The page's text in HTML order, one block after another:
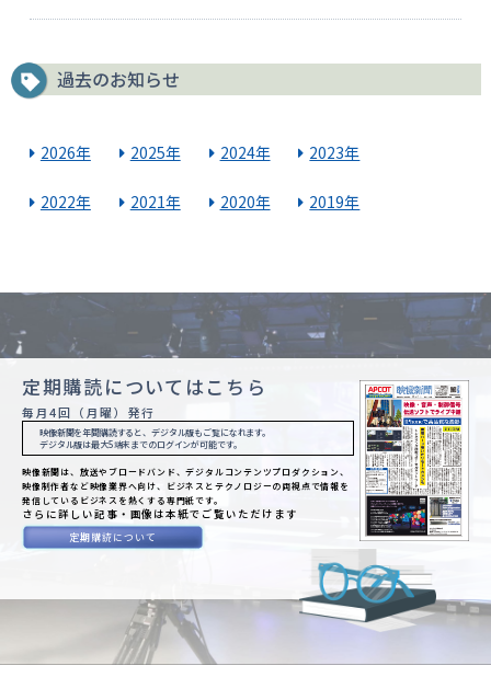
過去のお知らせ
2026年 2025年 2024年 2023年
2022年 2021年 2020年 2019年
定期購読についてはこちら
毎月4回（月曜）発行
映像新聞を年間購読すると、デジタル版もご覧になれます。
デジタル版は最大5端末までのログインが可能です。
映像新聞は、放送やブロードバンド、デジタルコンテンツプロダクション、
映像制作者など映像業界へ向け、ビジネスとテクノロジーの両視点で情報を
発信しているビジネスを熱くする専門紙です。
さらに詳しい記事・画像は本紙でご覧いただけます
定期購読について